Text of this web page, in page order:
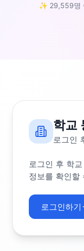
✨ 29,559명
학교
로그인
로그인 후 학
정보를 확인할
로그인하기